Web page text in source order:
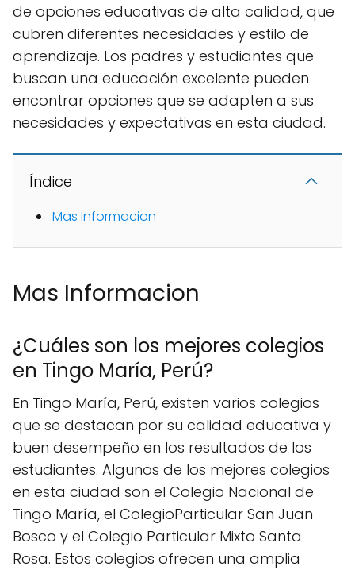
de opciones educativas de alta calidad, que
cubren diferentes necesidades y estilo de
aprendizaje. Los padres y estudiantes que
buscan una educación excelente pueden
encontrar opciones que se adapten a sus
necesidades y expectativas en esta ciudad.
Índice
Mas Informacion
Mas Informacion
¿Cuáles son los mejores colegios
en Tingo María, Perú?
En Tingo María, Perú, existen varios colegios
que se destacan por su calidad educativa y
buen desempeño en los resultados de los
estudiantes. Algunos de los mejores colegios
en esta ciudad son el Colegio Nacional de
Tingo María, el ColegioParticular San Juan
Bosco y el Colegio Particular Mixto Santa
Rosa. Estos colegios ofrecen una amplia